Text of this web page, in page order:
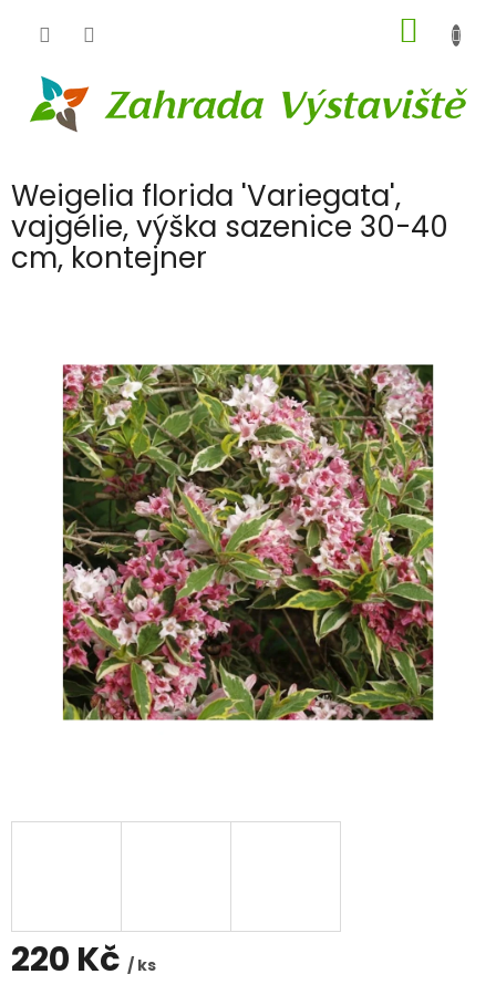
KOŠÍK
Weigelia florida 'Variegata',
vajgélie, výška sazenice 30-40
cm, kontejner
220 Kč / ks